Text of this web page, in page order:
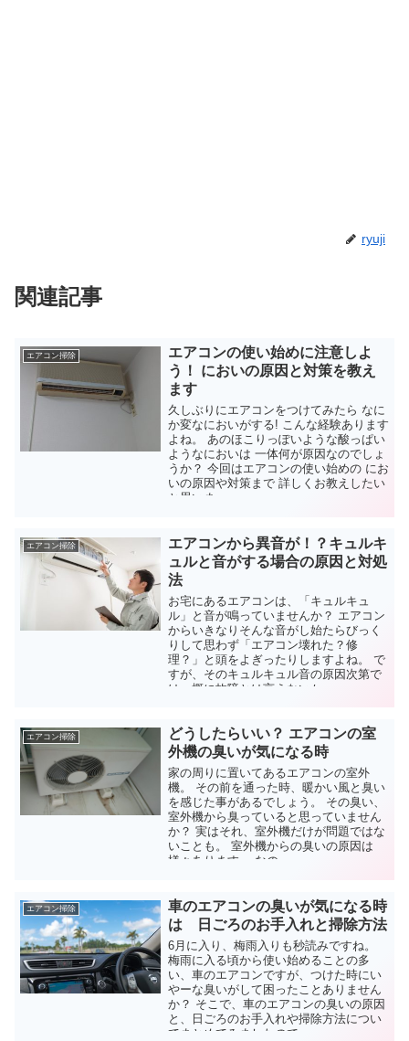
ryuji
関連記事
エアコン掃除
エアコンの使い始めに注意しよ
う！ においの原因と対策を教え
ます
久しぶりにエアコンをつけてみたら なに
か変なにおいがする! こんな経験あります
よね。 あのほこりっぽいような酸っぱい
ようなにおいは 一体何が原因なのでしょ
うか？ 今回はエアコンの使い始めの にお
いの原因や対策まで 詳しくお教えしたい
と思いま...
エアコン掃除
エアコンから異音が！？キュルキ
ュルと音がする場合の原因と対処
法
お宅にあるエアコンは、「キュルキュ
ル」と音が鳴っていませんか？ エアコン
からいきなりそんな音がし始たらびっく
りして思わず「エアコン壊れた？修
理？」と頭をよぎったりしますよね。 で
すが、そのキュルキュル音の原因次第で
は一概に故障とは言えないか...
エアコン掃除
どうしたらいい？ エアコンの室
外機の臭いが気になる時
家の周りに置いてあるエアコンの室外
機。 その前を通った時、暖かい風と臭い
を感じた事があるでしょう。 その臭い、
室外機から臭っていると思っていません
か？ 実はそれ、室外機だけが問題ではな
いことも。 室外機からの臭いの原因は
様々あります。 なの...
エアコン掃除
車のエアコンの臭いが気になる時
は 日ごろのお手入れと掃除方法
6月に入り、梅雨入りも秒読みですね。
梅雨に入る頃から使い始めることの多
い、車のエアコンですが、つけた時にい
やーな臭いがして困ったことありません
か？ そこで、車のエアコンの臭いの原因
と、日ごろのお手入れや掃除方法につい
てまとめてみましたので...